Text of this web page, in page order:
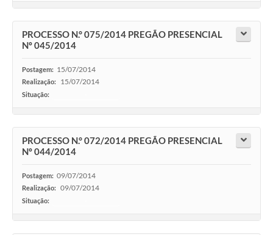
PROCESSO N.° 075/2014 PREGÃO PRESENCIAL
Nº 045/2014
Postagem: 15/07/2014
Realização: 15/07/2014
Situação:
PROCESSO N.° 072/2014 PREGÃO PRESENCIAL
Nº 044/2014
Postagem: 09/07/2014
Realização: 09/07/2014
Situação: